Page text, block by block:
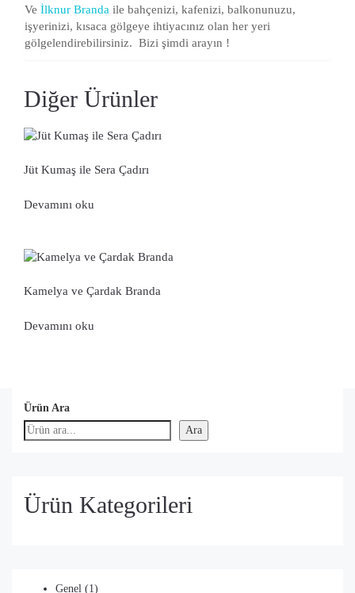
Ve İlknur Branda ile bahçenizi, kafenizi, balkonunuzu,
işyerinizi, kısaca gölgeye ihtiyacınız olan her yeri
gölgelendirebilirsiniz. Bizi şimdi arayın !
Diğer Ürünler
Jüt Kumaş ile Sera Çadırı
Devamını oku
Kamelya ve Çardak Branda
Devamını oku
Ürün Ara
Ara
Ürün Kategorileri
Genel 11